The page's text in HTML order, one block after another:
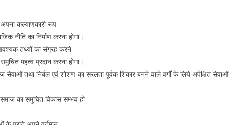
अपना कल्याणकारी रूप
नीति का निर्माण करना होगा।
तथ्यों का संग्रह करने
महत्व प्रदान करना होगा।
सेवाओं तथा निर्बल एवं शोशण का सरलता पूर्वक शिकार बनने वाले वर्गों के लिये अपेक्षित सेवाओं
का समुचित विकास सम्भव हो